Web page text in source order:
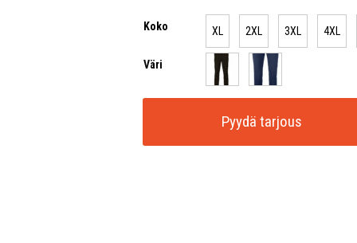
Koko XL 2XL 3XL 4XL
Väri
Pyydä tarjous